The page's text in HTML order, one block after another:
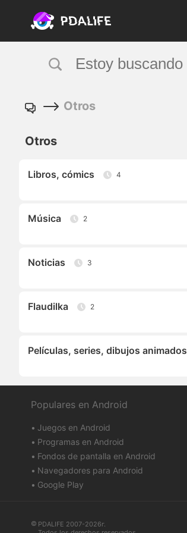
Otros
Otros
Libros, cómics 4
Música 2
Noticias 3
Flaudilka 2
Películas, series, dibujos animados
Populares en Android
Juegos en Android
Programas en Android
Fondos de pantalla en Android
Navegadores para Android
Google Play
PDALIFE 2007-2026г.